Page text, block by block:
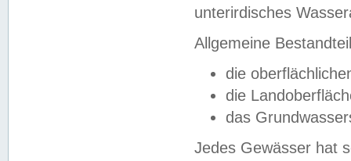
unterirdisches
Allgemeine
die
die
das
Jedes Gewässer hat